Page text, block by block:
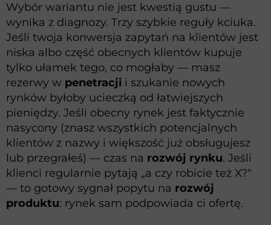
Wybór wariantu nie jest kwestią gustu —
wynika z diagnozy. Trzy szybkie reguły kciuka.
Jeśli twoja konwersja zapytań na klientów jest
niska albo część obecnych klientów kupuje
tylko ułamek tego, co mogłaby — masz
rezerwy w penetracji i szukanie nowych
rynków byłoby ucieczką od łatwiejszych
pieniędzy. Jeśli obecny rynek jest faktycznie
nasycony (znasz wszystkich potencjalnych
klientów z nazwy i większość już obsługujesz
lub przegrałeś) — czas na rozwój rynku. Jeśli
klienci regularnie pytają „a czy robicie też X?"
— to gotowy sygnał popytu na rozwój
produktu: rynek sam podpowiada ci ofertę.